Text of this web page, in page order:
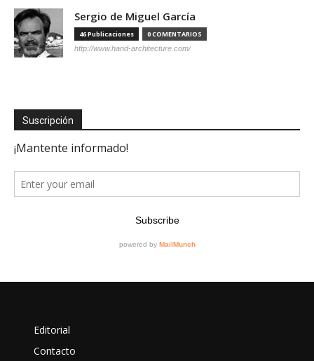
Sergio de Miguel García
46 Publicaciones 0 COMENTARIOS
http://www.hand-architecture.com/
Suscripción
Editorial
Contacto